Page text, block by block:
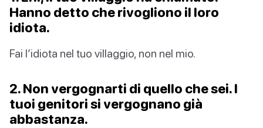
Hanno detto che rivogliono il loro
idiota.
Fai l’idiota nel tuo villaggio, non nel mio.
2. Non vergognarti di quello che sei. I
tuoi genitori si vergognano già
abbastanza.